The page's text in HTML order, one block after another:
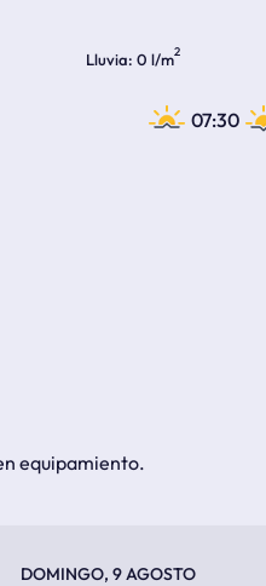
Lluvia 0 l/m2
07:30
equipamiento.
DOMINGO, 9 AGOSTO